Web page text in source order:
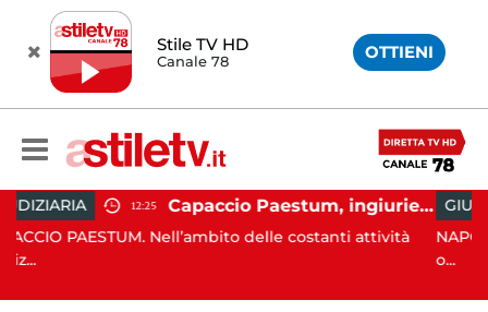
Stile TV HD
Canale 78 OTTIENI
12:25 Capaccio Paestum, ingiurie alla Polizia Municipale sui social: indagato un cittadino
Nell’ambito delle costanti attività
GIUDIZIARIA 13:26
NAPOLI. Trovato